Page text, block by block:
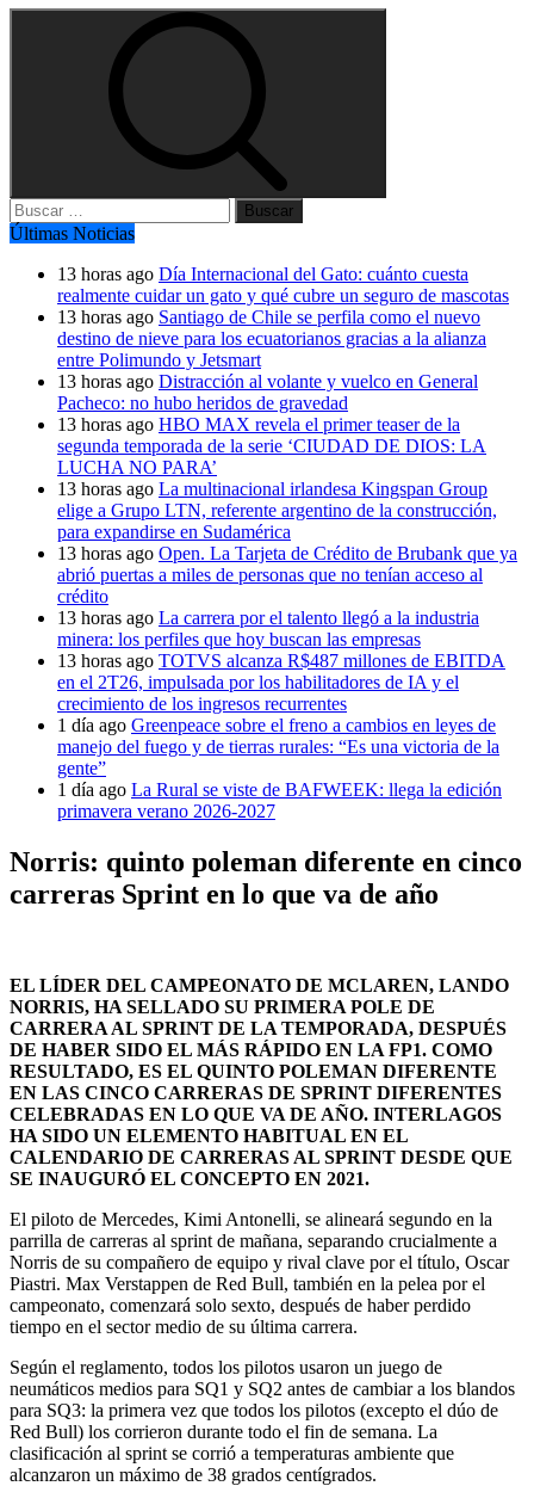
Buscar:
Últimas Noticias
13 horas ago Día Internacional del Gato: cuánto cuesta
realmente cuidar un gato y qué cubre un seguro de mascotas
13 horas ago Santiago de Chile se perfila como el nuevo
destino de nieve para los ecuatorianos gracias a la alianza
entre Polimundo y Jetsmart
13 horas ago Distracción al volante y vuelco en General
Pacheco: no hubo heridos de gravedad
13 horas ago HBO MAX revela el primer teaser de la
segunda temporada de la serie ‘CIUDAD DE DIOS: LA
LUCHA NO PARA’
13 horas ago La multinacional irlandesa Kingspan Group
elige a Grupo LTN, referente argentino de la construcción,
para expandirse en Sudamérica
13 horas ago Open. La Tarjeta de Crédito de Brubank que ya
abrió puertas a miles de personas que no tenían acceso al
crédito
13 horas ago La carrera por el talento llegó a la industria
minera: los perfiles que hoy buscan las empresas
13 horas ago TOTVS alcanza R$487 millones de EBITDA
en el 2T26, impulsada por los habilitadores de IA y el
crecimiento de los ingresos recurrentes
1 día ago Greenpeace sobre el freno a cambios en leyes de
manejo del fuego y de tierras rurales: “Es una victoria de la
gente”
1 día ago La Rural se viste de BAFWEEK: llega la edición
primavera verano 2026-2027
Norris: quinto poleman diferente en cinco
carreras Sprint en lo que va de año
EL LÍDER DEL CAMPEONATO DE MCLAREN, LANDO
NORRIS, HA SELLADO SU PRIMERA POLE DE
CARRERA AL SPRINT DE LA TEMPORADA, DESPUÉS
DE HABER SIDO EL MÁS RÁPIDO EN LA FP1. COMO
RESULTADO, ES EL QUINTO POLEMAN DIFERENTE
EN LAS CINCO CARRERAS DE SPRINT DIFERENTES
CELEBRADAS EN LO QUE VA DE AÑO. INTERLAGOS
HA SIDO UN ELEMENTO HABITUAL EN EL
CALENDARIO DE CARRERAS AL SPRINT DESDE QUE
SE INAUGURÓ EL CONCEPTO EN 2021.
El piloto de Mercedes, Kimi Antonelli, se alineará segundo en la
parrilla de carreras al sprint de mañana, separando crucialmente a
Norris de su compañero de equipo y rival clave por el título, Oscar
Piastri. Max Verstappen de Red Bull, también en la pelea por el
campeonato, comenzará solo sexto, después de haber perdido
tiempo en el sector medio de su última carrera.
Según el reglamento, todos los pilotos usaron un juego de
neumáticos medios para SQ1 y SQ2 antes de cambiar a los blandos
para SQ3: la primera vez que todos los pilotos (excepto el dúo de
Red Bull) los corrieron durante todo el fin de semana. La
clasificación al sprint se corrió a temperaturas ambiente que
alcanzaron un máximo de 38 grados centígrados.